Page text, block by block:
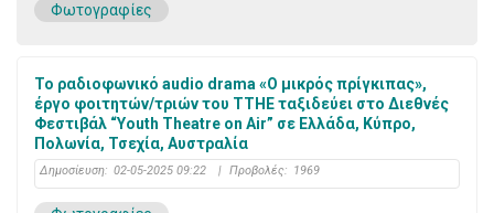
Φωτογραφίες
Το ραδιοφωνικό audio drama «Ο μικρός πρίγκιπας»,
έργο φοιτητών/τριών του TTHE ταξιδεύει στο Διεθνές
Φεστιβάλ “Youth Theatre on Air” σε Ελλάδα, Κύπρο,
Πολωνία, Τσεχία, Αυστραλία
Δημοσίευση: 02-05-2025 09:22 | Προβολές: 1969